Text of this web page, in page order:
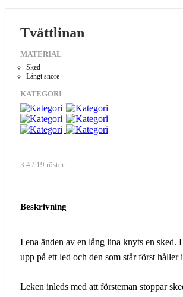
Tvättlinan
MATERIAL
Sked
Långt snöre
KATEGORI
3.4 / 19 röster
Beskrivning
I ena änden av en lång lina knyts en sked.
upp på ett led och den som står först håller
Leken inleds med att försteman stoppar